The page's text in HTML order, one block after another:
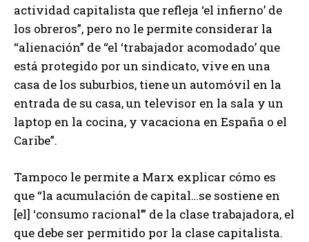
actividad capitalista que refleja ‘el infierno’ de
los obreros”, pero no le permite considerar la
“alienación” de “el ‘trabajador acomodado’ que
está protegido por un sindicato, vive en una
casa de los suburbios, tiene un automóvil en la
entrada de su casa, un televisor en la sala y un
laptop en la cocina, y vacaciona en España o el
Caribe”.
Tampoco le permite a Marx explicar cómo es
que “la acumulación de capital…se sostiene en
[el] ‘consumo racional’” de la clase trabajadora, el
que debe ser permitido por la clase capitalista.